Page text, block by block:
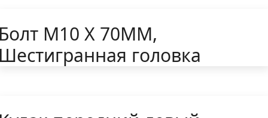
M10 X 70MM,
головка